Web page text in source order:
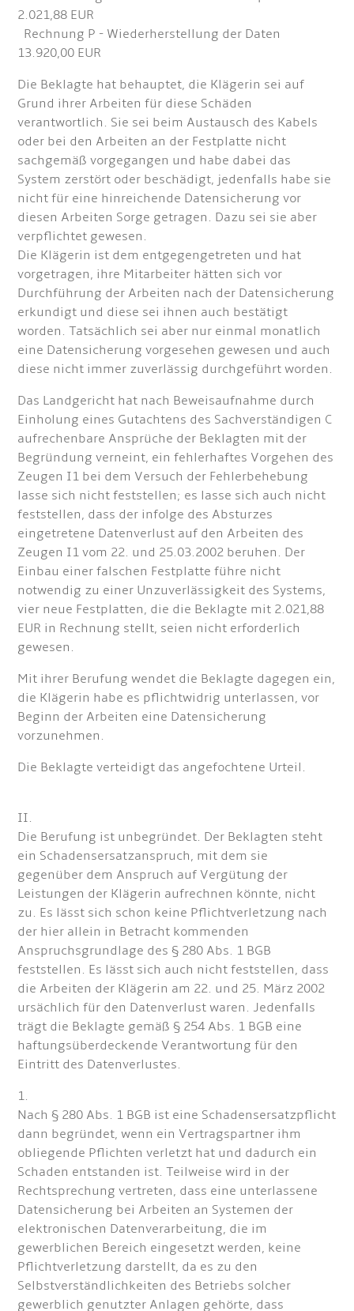
2.021,88 EUR
Rechnung P - Wiederherstellung der Daten
13.920,00 EUR
Die Beklagte hat behauptet, die Klägerin sei auf
Grund ihrer Arbeiten für diese Schäden
verantwortlich. Sie sei beim Austausch des Kabels
oder bei den Arbeiten an der Festplatte nicht
sachgemäß vorgegangen und habe dabei das
System zerstört oder beschädigt, jedenfalls habe sie
nicht für eine hinreichende Datensicherung vor
diesen Arbeiten Sorge getragen. Dazu sei sie aber
verpflichtet gewesen.
Die Klägerin ist dem entgegengetreten und hat
vorgetragen, ihre Mitarbeiter hätten sich vor
Durchführung der Arbeiten nach der Datensicherung
erkundigt und diese sei ihnen auch bestätigt
worden. Tatsächlich sei aber nur einmal monatlich
eine Datensicherung vorgesehen gewesen und auch
diese nicht immer zuverlässig durchgeführt worden.
Das Landgericht hat nach Beweisaufnahme durch
Einholung eines Gutachtens des Sachverständigen C
aufrechenbare Ansprüche der Beklagten mit der
Begründung verneint, ein fehlerhaftes Vorgehen des
Zeugen I1 bei dem Versuch der Fehlerbehebung
lasse sich nicht feststellen; es lasse sich auch nicht
feststellen, dass der infolge des Absturzes
eingetretene Datenverlust auf den Arbeiten des
Zeugen I1 vom 22. und 25.03.2002 beruhen. Der
Einbau einer falschen Festplatte führe nicht
notwendig zu einer Unzuverlässigkeit des Systems,
vier neue Festplatten, die die Beklagte mit 2.021,88
EUR in Rechnung stellt, seien nicht erforderlich
gewesen.
Mit ihrer Berufung wendet die Beklagte dagegen ein,
die Klägerin habe es pflichtwidrig unterlassen, vor
Beginn der Arbeiten eine Datensicherung
vorzunehmen.
Die Beklagte verteidigt das angefochtene Urteil.
II.
Die Berufung ist unbegründet. Der Beklagten steht
ein Schadensersatzanspruch, mit dem sie
gegenüber dem Anspruch auf Vergütung der
Leistungen der Klägerin aufrechnen könnte, nicht
zu. Es lässt sich schon keine Pflichtverletzung nach
der hier allein in Betracht kommenden
Anspruchsgrundlage des § 280 Abs. 1 BGB
feststellen. Es lässt sich auch nicht feststellen, dass
die Arbeiten der Klägerin am 22. und 25. März 2002
ursächlich für den Datenverlust waren. Jedenfalls
trägt die Beklagte gemäß § 254 Abs. 1 BGB eine
haftungsüberdeckende Verantwortung für den
Eintritt des Datenverlustes.
1.
Nach § 280 Abs. 1 BGB ist eine Schadensersatzpflicht
dann begründet, wenn ein Vertragspartner ihm
obliegende Pflichten verletzt hat und dadurch ein
Schaden entstanden ist. Teilweise wird in der
Rechtsprechung vertreten, dass eine unterlassene
Datensicherung bei Arbeiten an Systemen der
elektronischen Datenverarbeitung, die im
gewerblichen Bereich eingesetzt werden, keine
Pflichtverletzung darstellt, da es zu den
Selbstverständlichkeiten des Betriebs solcher
gewerblich genutzter Anlagen gehörte, dass